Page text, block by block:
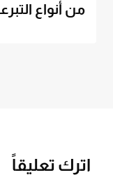
من أنواع
اترك تعليقاً